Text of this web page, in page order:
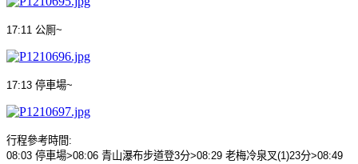
17:11 公厠~
17:13 停車場~
行程參考時間:
08:03 停車場>08:06 青山瀑布步道登3分>08:29 老梅冷泉叉(1)23分>08:49